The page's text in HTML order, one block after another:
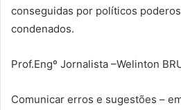
conseguidas por políticos
condenados.
Prof.Engº Jornalista –Welinton
Comunicar erros e sugestões –